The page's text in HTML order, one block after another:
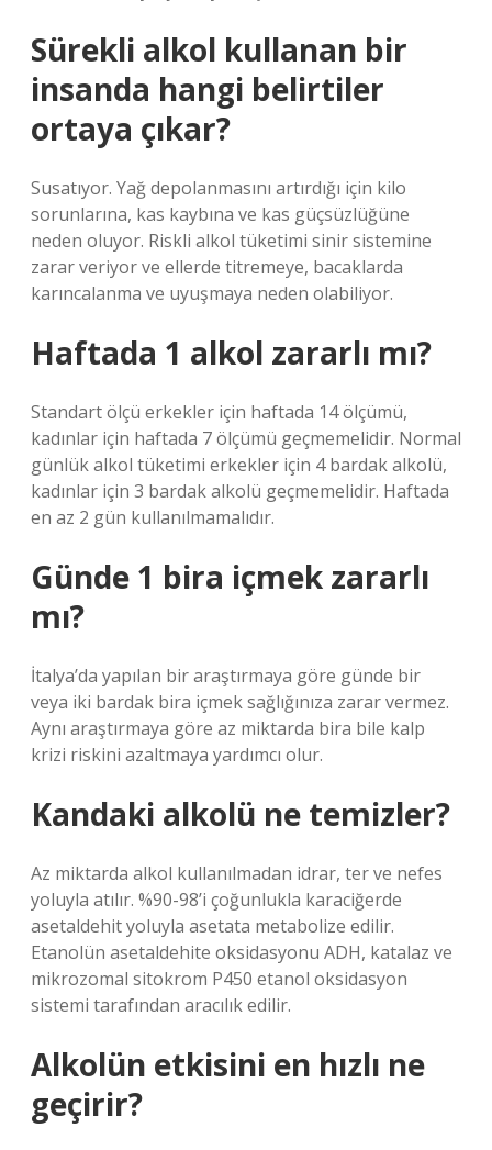
Sürekli alkol kullanan bir
insanda hangi belirtiler
ortaya çıkar?
Susatıyor. Yağ depolanmasını artırdığı için kilo
sorunlarına, kas kaybına ve kas güçsüzlüğüne
neden oluyor. Riskli alkol tüketimi sinir sistemine
zarar veriyor ve ellerde titremeye, bacaklarda
karıncalanma ve uyuşmaya neden olabiliyor.
Haftada 1 alkol zararlı mı?
Standart ölçü erkekler için haftada 14 ölçümü,
kadınlar için haftada 7 ölçümü geçmemelidir. Normal
günlük alkol tüketimi erkekler için 4 bardak alkolü,
kadınlar için 3 bardak alkolü geçmemelidir. Haftada
en az 2 gün kullanılmamalıdır.
Günde 1 bira içmek zararlı
mı?
İtalya’da yapılan bir araştırmaya göre günde bir
veya iki bardak bira içmek sağlığınıza zarar vermez.
Aynı araştırmaya göre az miktarda bira bile kalp
krizi riskini azaltmaya yardımcı olur.
Kandaki alkolü ne temizler?
Az miktarda alkol kullanılmadan idrar, ter ve nefes
yoluyla atılır. %90-98’i çoğunlukla karaciğerde
asetaldehit yoluyla asetata metabolize edilir.
Etanolün asetaldehite oksidasyonu ADH, katalaz ve
mikrozomal sitokrom P450 etanol oksidasyon
sistemi tarafından aracılık edilir.
Alkolün etkisini en hızlı ne
geçirir?